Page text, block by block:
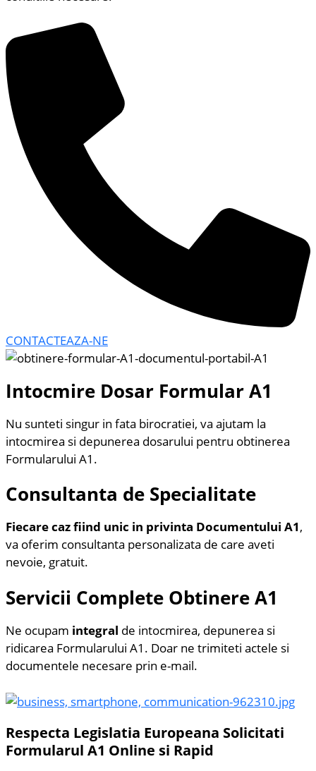
CONTACTEAZA-NE
Intocmire Dosar Formular A1
Nu sunteti singur in fata birocratiei, va ajutam la
intocmirea si depunerea dosarului pentru obtinerea
Formularului A1.
Consultanta de Specialitate
Fiecare caz fiind unic in privinta Documentului A1,
va oferim consultanta personalizata de care aveti
nevoie, gratuit.
Servicii Complete Obtinere A1
Ne ocupam integral de intocmirea, depunerea si
ridicarea Formularului A1. Doar ne trimiteti actele si
documentele necesare prin e-mail.
Respecta Legislatia Europeana Solicitati
Formularul A1 Online si Rapid